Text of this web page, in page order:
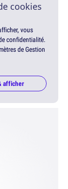
cookies
vous
confidentialité.
de Gestion
afficher